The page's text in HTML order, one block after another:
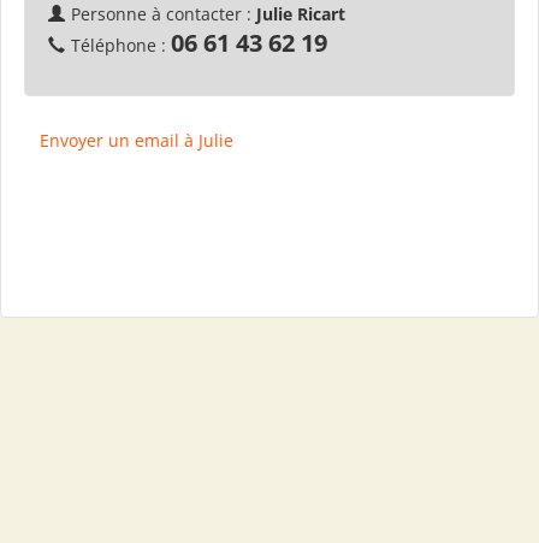
Personne à contacter : Julie Ricart
Téléphone : 06 61 43 62 19
Envoyer un email à Julie